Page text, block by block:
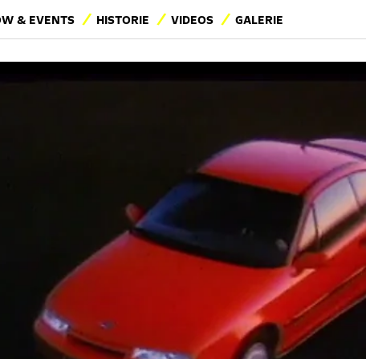
& EVENTS HISTORIE VIDEOS GALERIE